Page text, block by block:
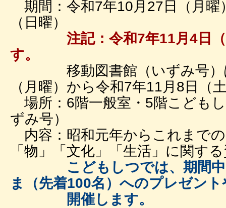
期間：令和7年10月27日（月曜
（日曜）
注記：令和7年11月4日（
す。
移動図書館（いずみ号）は
（月曜）から令和7年11月8日（
場所：6階一般室・5階こども
ずみ号）
内容：昭和元年からこれまで
「物」「文化」「生活」に関す
こどもしつでは、期間中
ま（先着100名）へのプレゼン
開催します。